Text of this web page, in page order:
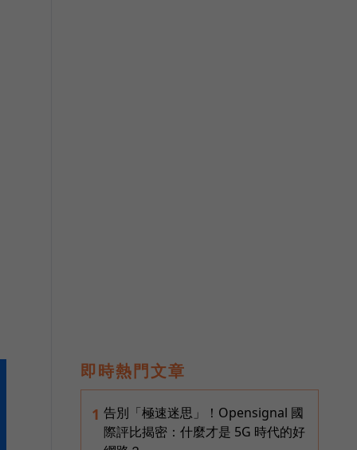
即時熱門文章
1 告別「極速迷思」！Opensignal 國
際評比揭密：什麼才是 5G 時代的好